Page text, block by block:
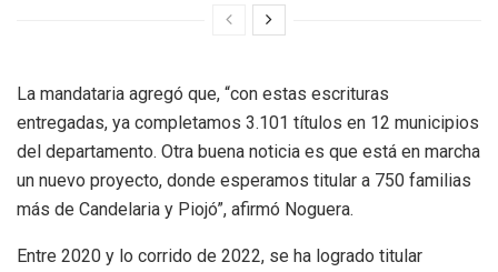
La mandataria agregó que, “con estas escrituras
entregadas, ya completamos 3.101 títulos en 12 municipios
del departamento. Otra buena noticia es que está en marcha
un nuevo proyecto, donde esperamos titular a 750 familias
más de Candelaria y Piojó”, afirmó Noguera.
Entre 2020 y lo corrido de 2022, se ha logrado titular